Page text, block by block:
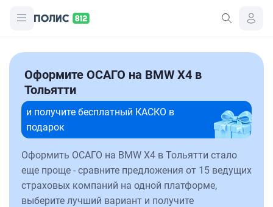
Оформите ОСАГО на BMW X4 в
Тольятти
и получите бесплатный КАСКО в
подарок
Оформить ОСАГО на BMW X4 в Тольятти стало
еще проще - сравните предложения от 15 ведущих
страховых компаний на одной платформе,
выберите лучший вариант и получите